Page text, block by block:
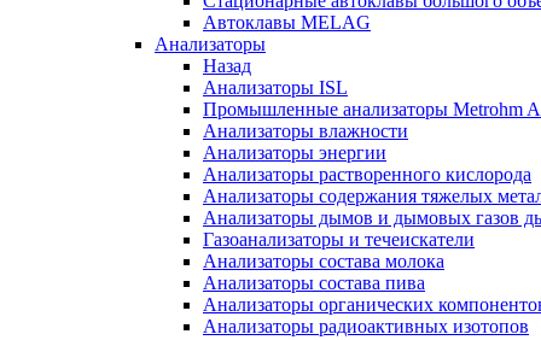
Автоклавы MELAG
Анализаторы
Назад
Анализаторы ISL
Промышленные анализаторы Metrohm
Анализаторы влажности
Анализаторы энергии
Анализаторы растворенного кислорода
Анализаторы содержания тяжелых
Анализаторы дымов и дымовых газов
Газоанализаторы и течеискатели
Анализаторы состава молока
Анализаторы состава пива
Анализаторы органических
Анализаторы радиоактивных изотопов